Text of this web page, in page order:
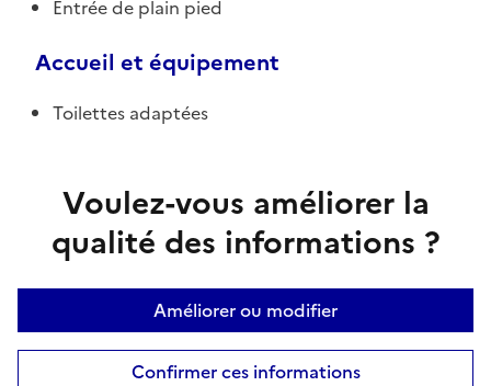
Entrée de plain pied
Accueil et équipement
Toilettes adaptées
Voulez-vous améliorer la
qualité des informations ?
Améliorer ou modifier
Confirmer ces informations